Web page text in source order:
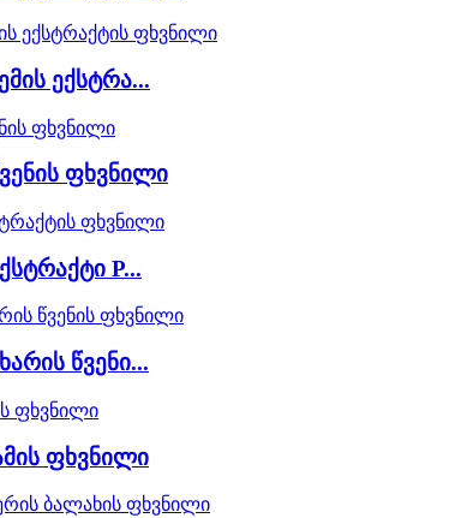
ექსტრა...
ფხვნილი
P...
წვენი...
ფხვნილი